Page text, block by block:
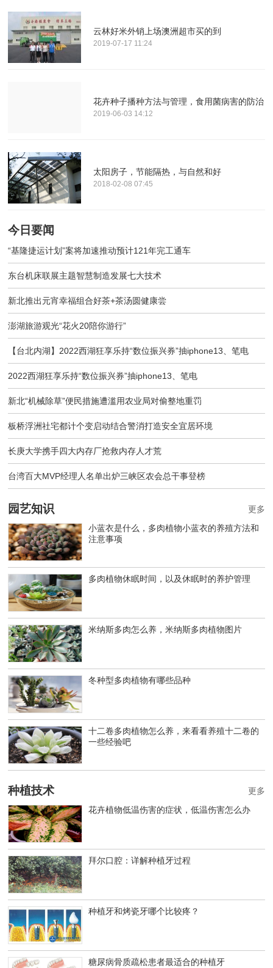
云林好米外销上场澳洲超市买的到
2019-07-17 11:24
花卉种子播种方法与管理，食用菌病害的防治
2019-06-03 14:12
太阳房子，节能隔热，与自然和好
2018-02-08 07:45
今日要闻
“基隆捷运计划”案将加速推动预计121年完工通车
东台机床联展主题智慧制造发展七大技术
新北推出元宵幸福组合好茶+茶汤圆健康尝
澎湖旅游观光“花火20陪你游行”
【台北内湖】2022西湖狂享乐持“数位振兴券”抽iphone13、笔电
2022西湖狂享乐持“数位振兴券”抽iphone13、笔电
新北“机械除草”便民措施遭滥用农业局对偷整地重罚
板桥浮洲社宅都计个变启动结合警消打造安全宜居环境
长庚大学携手四大内存厂抢救内存人才荒
台湾百大MVP经理人名单出炉三峡区农会总干事登榜
园艺知识
小蓝衣是什么，多肉植物小蓝衣的养殖方法和
注意事项
多肉植物休眠时间，以及休眠时的养护管理
米纳斯多肉怎么养，米纳斯多肉植物图片
冬种型多肉植物有哪些品种
十二卷多肉植物怎么养，来看看养殖十二卷的
一些经验吧
更多
种植技术
花卉植物低温伤害的症状，低温伤害怎么办
拜尔口腔：详解种植牙过程
种植牙和烤瓷牙哪个比较疼？
糖尿病骨质疏松患者最适合的种植牙
更多